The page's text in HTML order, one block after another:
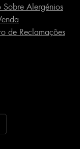
Sobre Alergénios
de Reclamações